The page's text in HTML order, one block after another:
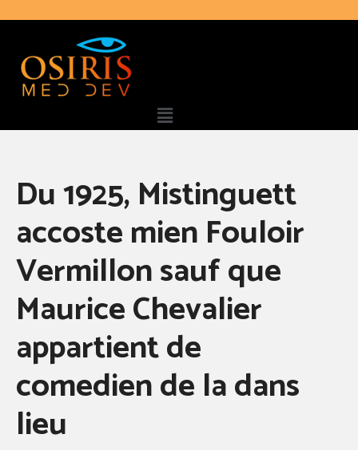
Du 1925, Mistinguett
accoste mien Fouloir
Vermillon sauf que
Maurice Chevalier
appartient de
comedien de la dans
lieu